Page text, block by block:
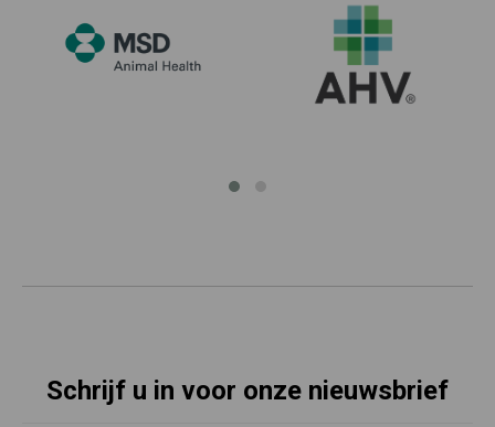
Schrijf u in voor onze nieuwsbrief